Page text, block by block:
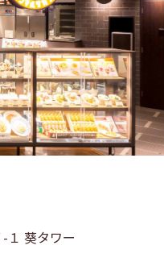
１ 葵タワー